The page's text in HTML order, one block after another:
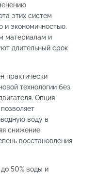
этих систем
и экономичностью.
материалам и
длительный срок
практически
технологии без
Опция
воду в
снижение
восстановления
50% воды и